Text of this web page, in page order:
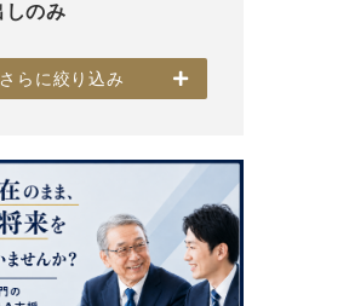
しのみ
さらに絞り込み